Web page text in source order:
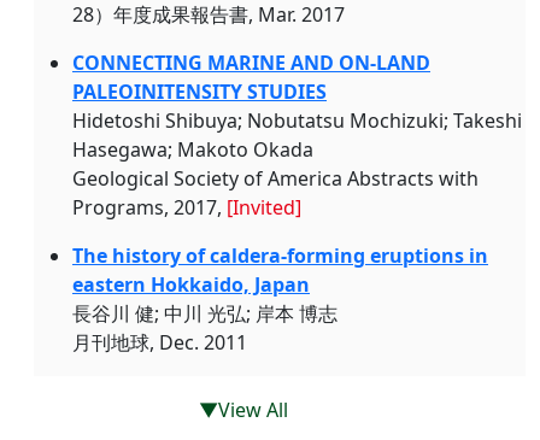
28）年度成果報告書, Mar. 2017
CONNECTING MARINE AND ON-LAND
PALEOINITENSITY STUDIES
Hidetoshi Shibuya; Nobutatsu Mochizuki; Takeshi
Hasegawa; Makoto Okada
Geological Society of America Abstracts with
Programs, 2017, [Invited]
The history of caldera-forming eruptions in
eastern Hokkaido, Japan
長谷川 健; 中川 光弘; 岸本 博志
月刊地球, Dec. 2011
▼View All